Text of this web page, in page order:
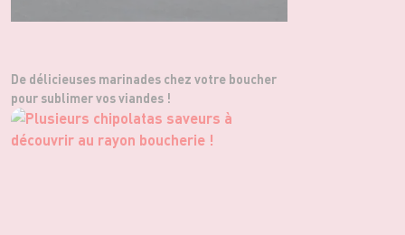
De délicieuses marinades chez votre boucher
pour sublimer vos viandes !